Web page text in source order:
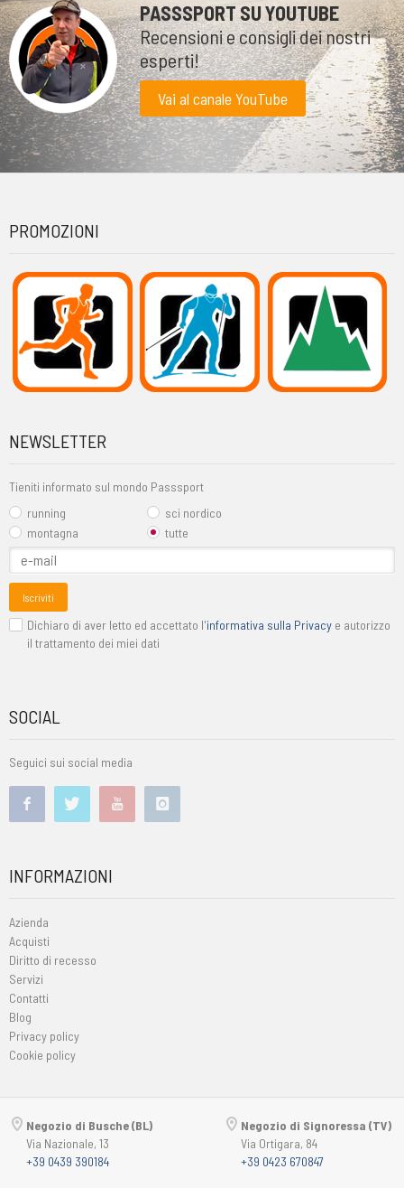
PASSSPORT SU YOUTUBE
Recensioni e consigli dei nostri
esperti!
Vai al canale YouTube
PROMOZIONI
NEWSLETTER
Tieniti informato sul mondo Passsport
running
sci nordico
montagna
tutte
Iscriviti
Dichiaro di aver letto ed accettato l'informativa sulla Privacy e autorizzo
il trattamento dei miei dati
SOCIAL
Seguici sui social media
INFORMAZIONI
Azienda
Acquisti
Diritto di recesso
Servizi
Contatti
Blog
Privacy policy
Cookie policy
Negozio di Busche (BL)
Via Nazionale, 13
+39 0439 390184
Negozio di Signoressa (TV)
Via Ortigara, 84
+39 0423 670847